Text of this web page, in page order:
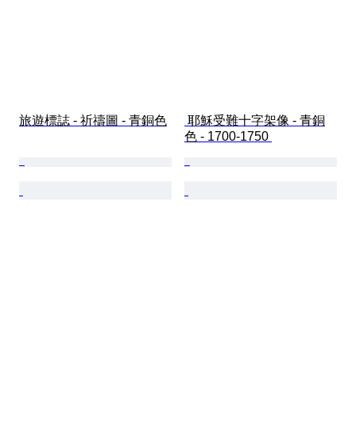
旅遊標誌 - 祈禱圖 - 青銅色
色 - 1700-1750